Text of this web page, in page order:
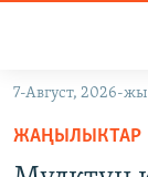
Навигацияга
өтүңүз
Издөөгө
7-Август, 2026-
ЖАҢЫЛЫКТАР